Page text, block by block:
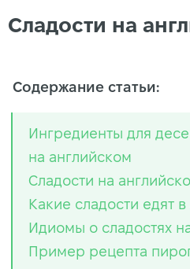
Сладости на
Содержание статьи:
Ингредиенты для
на английском
Сладости на
Какие сладости едят
Идиомы о сладостях
Пример рецепта